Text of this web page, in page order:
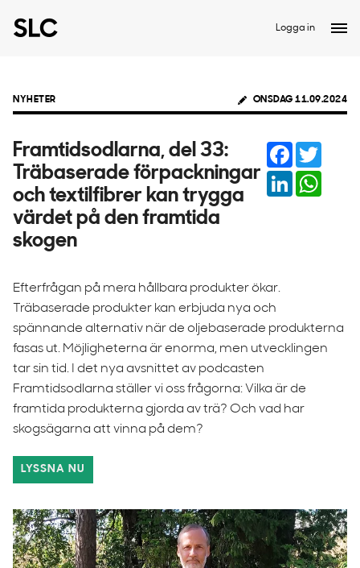
Logga in
NYHETER ONSDAG 11.09.2024
Framtidsodlarna, del 33:
Träbaserade förpackningar
och textilfibrer kan trygga
värdet på den framtida
skogen
Facebook
LinkedIn
Efterfrågan på mera hållbara produkter ökar.
Träbaserade produkter kan erbjuda nya och
spännande alternativ när de oljebaserade produkterna
fasas ut. Möjligheterna är enorma, men utvecklingen
tar sin tid. I det nya avsnittet av podcasten
Framtidsodlarna ställer vi oss frågorna: Vilka är de
framtida produkterna gjorda av trä? Och vad har
skogsägarna att vinna på dem?
LYSSNA NU